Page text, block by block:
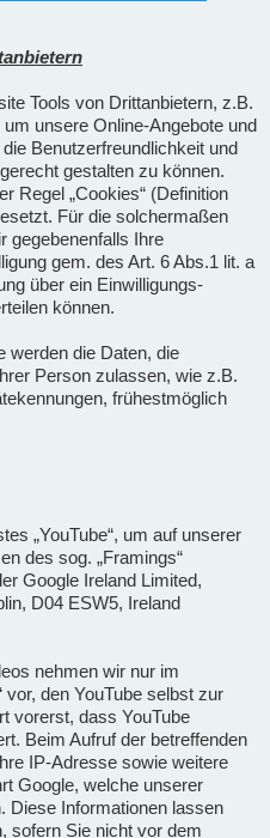
Tools von Drittanbietern, z.B.
unsere Online-Angebote und
Benutzerfreundlichkeit und
gestalten zu können.
Regel „Cookies“ (Definition
Für die solchermaßen
gegebenenfalls Ihre
gem. des Art. 6 Abs.1 lit. a
über ein Einwilligungs-
können.
werden die Daten, die
Person zulassen, wie z.B.
frühestmöglich
„YouTube“, um auf unserer
des sog. „Framings“
Google Ireland Limited,
D04 ESW5, Ireland
nehmen wir nur im
den YouTube selbst zur
vorerst, dass YouTube
Beim Aufruf der betreffenden
IP-Adresse sowie weitere
Google, welche unserer
Diese Informationen lassen
sofern Sie nicht vor dem